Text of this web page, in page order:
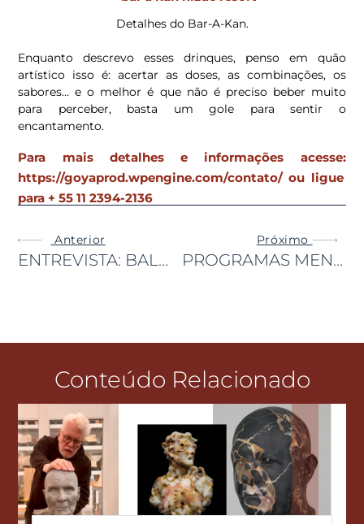
Detalhes do Bar-A-Kan.
Enquanto descrevo esses drinques, penso em quão
artístico isso é: acertar as doses, as combinações, os
sabores… e o melhor é que não é preciso beber muito
para perceber, basta um gole para sentir o
encantamento.
Para mais detalhes e informações acesse:
https://goyaprod.wpengine.com/contato/ ou ligue
para + 55 11 2394-2136
Anterior
ENTREVISTA: BALDER, O XAMÃ DO PALMAÏA – THE HOUSE OF AÏA, FALA SOBRE MEDO, OPORTUNIDADE E ESPERANÇA
Próximo
PROGRAMAS MENOS ÓBVIOS PARA SE FAZER NAS CATARATAS DO IGUAÇU
Conteúdo Relacionado